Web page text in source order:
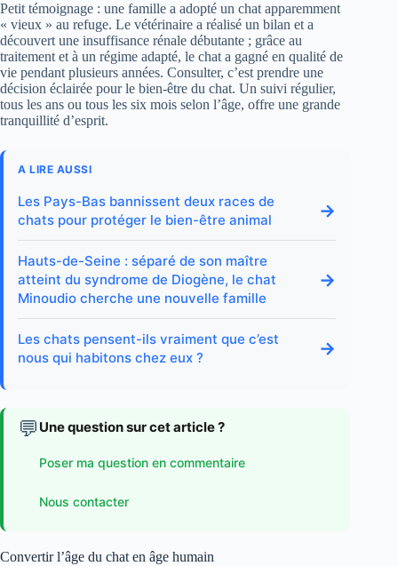
Petit témoignage : une famille a adopté un chat apparemment
« vieux » au refuge. Le vétérinaire a réalisé un bilan et a
découvert une insuffisance rénale débutante ; grâce au
traitement et à un régime adapté, le chat a gagné en qualité de
vie pendant plusieurs années. Consulter, c’est prendre une
décision éclairée pour le bien-être du chat. Un suivi régulier,
tous les ans ou tous les six mois selon l’âge, offre une grande
tranquillité d’esprit.
A LIRE AUSSI
Les Pays-Bas bannissent deux races de
chats pour protéger le bien-être animal
→
Hauts-de-Seine : séparé de son maître
atteint du syndrome de Diogène, le chat
Minoudio cherche une nouvelle famille
→
Les chats pensent-ils vraiment que c’est
nous qui habitons chez eux ?
→
💬 Une question sur cet article ?
Poser ma question en commentaire
Nous contacter
Convertir l’âge du chat en âge humain